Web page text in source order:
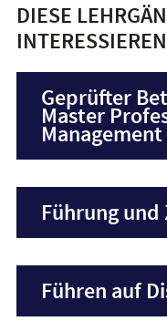
DIESE
Geprüfter
Master
Management
Führung
Führen auf